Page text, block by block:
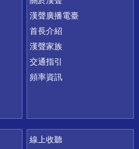
漢聲廣播電臺
首長介紹
漢聲家族
交通指引
頻率資訊
線上收聽